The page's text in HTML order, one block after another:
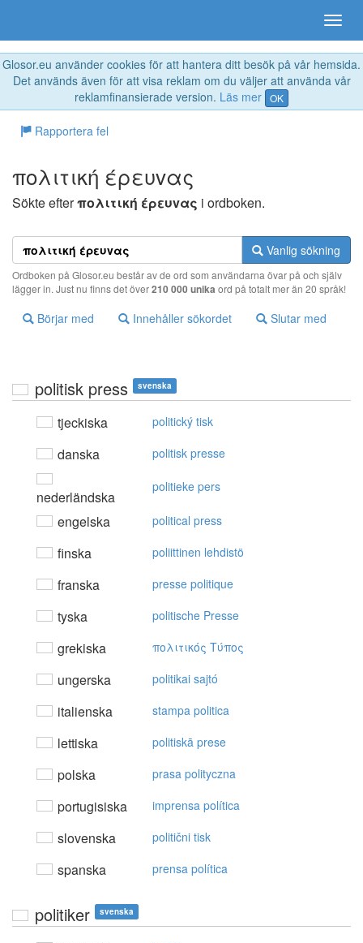
Glosor.eu använder cookies för att hantera ditt besök på vår hemsida.
Det används även för att visa reklam om du väljer att använda vår
reklamfinansierade version. Läs mer OK
Rapportera fel
πoλιτική έρευvας
Sökte efterπoλιτική έρευvας i ordboken.
Vanlig sökning
Ordboken på Glosor.eu består av de ord som användarna övar på och själv
lägger in. Just nu finns det över210 000 unika ord på totalt mer än 20 språk!
Börjar med Innehåller sökordet Slutar med
politisk press svenska
tjeckiska politický tisk
danska politisk presse
nederländska
politieke pers
engelska political press
finska poliittinen lehdistö
franska presse politique
tyska politische Presse
grekiska πoλιτικός Tύπoς
ungerska politikai sajtó
italienska stampa politica
lettiska politiskā prese
polska prasa polityczna
portugisiska imprensa política
slovenska politični tisk
spanska prensa política
politiker svenska